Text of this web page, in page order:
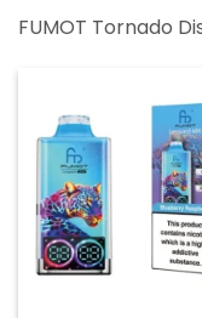
FUMOT Tornado